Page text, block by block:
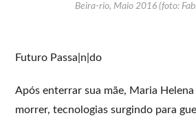
Beira-rio, Maio 2016 (foto:
Futuro Passa|n|do
Após enterrar sua mãe, Maria
morrer, tecnologias surgindo para